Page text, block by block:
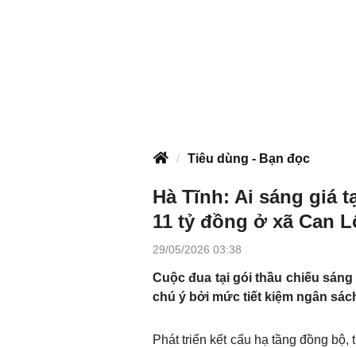
Tiêu dùng - Bạn đọc
Hà Tĩnh: Ai sáng giá
11 tỷ đồng ở xã Can
29/05/2026 03:38
Cuộc đua tại gói thầu chiếu
chú ý bởi mức tiết kiệm ngân
Phát triển kết cấu hạ tầng đồng